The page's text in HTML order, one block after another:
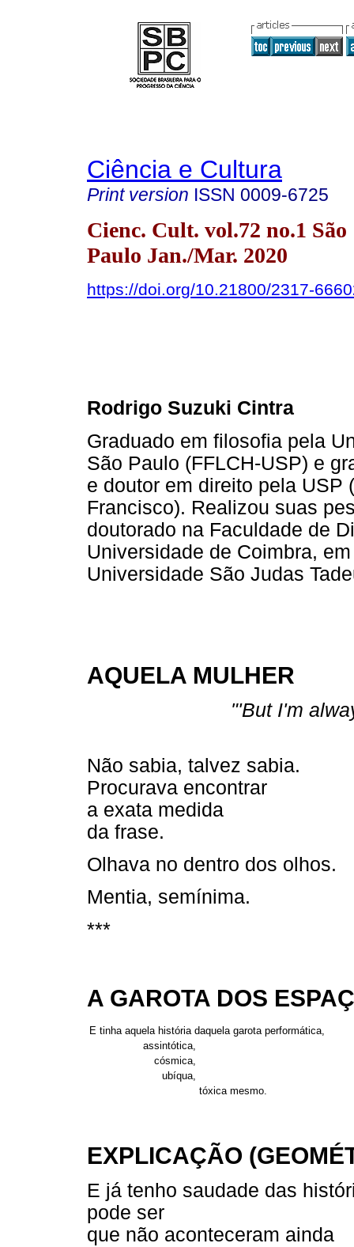
Ciência e Cultura
Print version ISSN 0009-6725
Cienc. Cult. vol.72 no.1 São
Paulo Jan./Mar. 2020
https://doi.org/10.21800/2317-
Rodrigo Suzuki Cintra
Graduado em filosofia pela
São Paulo (FFLCH-USP) e
e doutor em direito pela USP
Francisco). Realizou suas
doutorado na Faculdade de
Universidade de Coimbra,
Universidade São Judas
AQUELA MULHER
"'But I'm
Não sabia, talvez sabia.
Procurava encontrar
a exata medida
da frase.
Olhava no dentro dos olhos.
Mentia, semínima.
***
A GAROTA DOS
E tinha aquela história daquela garota performática,
assintótica,
cósmica,
ubíqua,
tóxica mesmo.
EXPLICAÇÃO
E já tenho saudade das
pode ser
que não aconteceram ainda